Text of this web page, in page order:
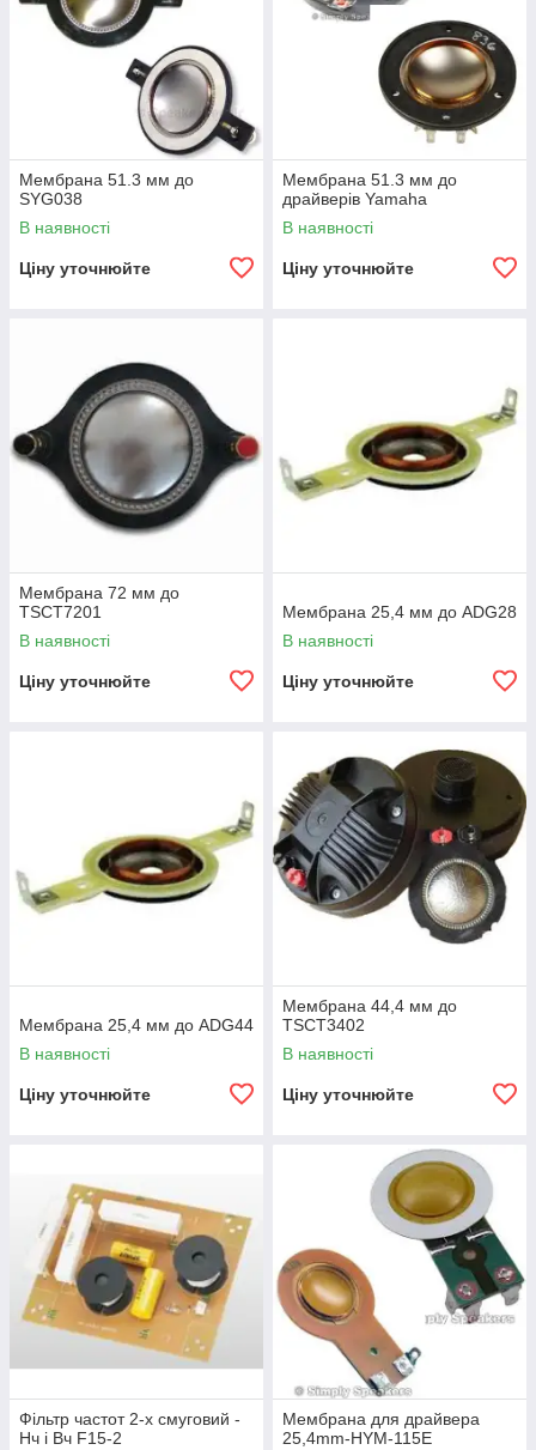
Мембрана 51.3 мм до
SYG038
В наявності
Ціну уточнюйте
Мембрана 51.3 мм до
драйверів Yamaha
В наявності
Ціну уточнюйте
Мембрана 72 мм до
TSCT7201
В наявності
Ціну уточнюйте
Мембрана 25,4 мм до ADG28
В наявності
Ціну уточнюйте
Мембрана 25,4 мм до ADG44
В наявності
Ціну уточнюйте
Мембрана 44,4 мм до
TSCT3402
В наявності
Ціну уточнюйте
Фільтр частот 2-х смуговий -
Нч і Вч F15-2
Мембрана для драйвера
25,4mm-HYM-115E